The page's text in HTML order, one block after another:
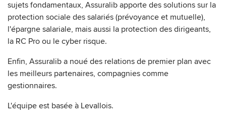
sujets fondamentaux, Assuralib apporte des solutions sur la
protection sociale des salariés (prévoyance et mutuelle),
l'épargne salariale, mais aussi la protection des dirigeants,
la RC Pro ou le cyber risque.
Enfin, Assuralib a noué des relations de premier plan avec
les meilleurs partenaires, compagnies comme
gestionnaires.
L'équipe est basée à Levallois.